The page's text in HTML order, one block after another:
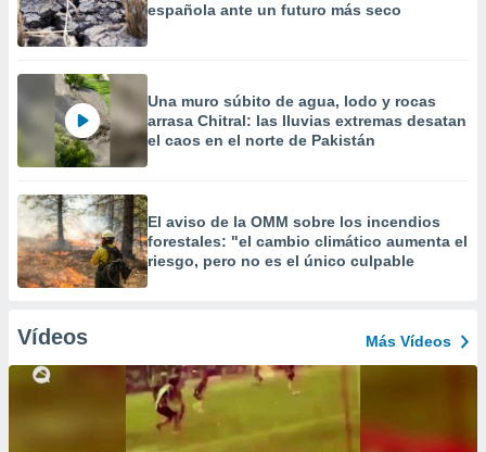
española ante un futuro más seco
Una muro súbito de agua, lodo y rocas
arrasa Chitral: las lluvias extremas desatan
el caos en el norte de Pakistán
El aviso de la OMM sobre los incendios
forestales: "el cambio climático aumenta el
riesgo, pero no es el único culpable
Vídeos Más Vídeos